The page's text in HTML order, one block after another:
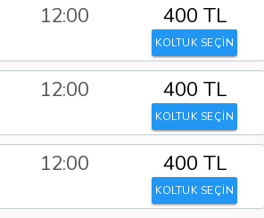
12:00 400 TL
KOLTUK SEÇİN
12:00 400 TL
KOLTUK SEÇİN
12:00 400 TL
KOLTUK SEÇİN